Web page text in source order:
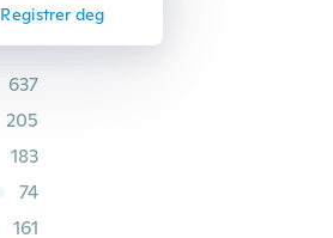
Registrer deg
637
205
183
74
161